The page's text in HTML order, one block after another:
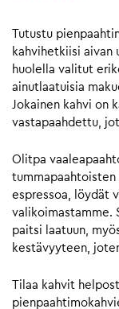
Tutustu
kahvihetkiisi aivan
huolella valitut
ainutlaatuisia
Jokainen kahvi on
vastapaahdettu,
Olitpa
espressoa, löydät
valikoimastamme.
paitsi laatuun,
kestävyyteen,
Tilaa kahvit